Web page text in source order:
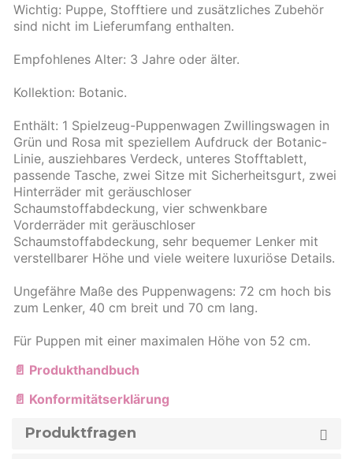
Wichtig: Puppe, Stofftiere und zusätzliches Zubehör
sind nicht im Lieferumfang enthalten.
Empfohlenes Alter: 3 Jahre oder älter.
Kollektion: Botanic.
Enthält: 1 Spielzeug-Puppenwagen Zwillingswagen in
Grün und Rosa mit speziellem Aufdruck der Botanic-
Linie, ausziehbares Verdeck, unteres Stofftablett,
passende Tasche, zwei Sitze mit Sicherheitsgurt, zwei
Hinterräder mit geräuschloser
Schaumstoffabdeckung, vier schwenkbare
Vorderräder mit geräuschloser
Schaumstoffabdeckung, sehr bequemer Lenker mit
verstellbarer Höhe und viele weitere luxuriöse Details.
Ungefähre Maße des Puppenwagens: 72 cm hoch bis
zum Lenker, 40 cm breit und 70 cm lang.
Für Puppen mit einer maximalen Höhe von 52 cm.
📄 Produkthandbuch
📄 Konformitätserklärung
Produktfragen